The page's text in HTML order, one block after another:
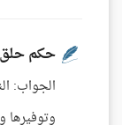
حكم
الجواب:
وتوفيرها